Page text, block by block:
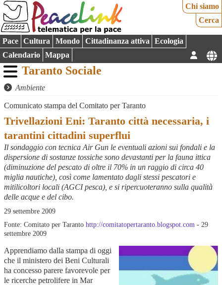
Chi siamo
Cerca
Pace Cultura Mondo Cittadinanza attiva
Ecologia
Calendario
Mappa
Taranto Sociale
Ambiente
Comunicato stampa del Comitato per Taranto
Trivellazioni Eni: Taranto città necessaria, i
tarantini cittadini superflui
Il sondaggio con tecnica Air Gun le eventuali azioni sui fondali e la
dispersione di sostanze tossiche sono devastanti per la fauna ittica
(diminuzione del pescato di oltre il 70% in un raggio di circa 40
miglia nautiche), così come lamentato dagli stessi pescatori e
mitilicoltori locali (AGCI pesca), e si ripercuoteranno sulla qualità
delle acque e del cibo.
29 settembre 2009
Fonte: Comitato per Taranto http://comitatopertaranto.blogspot.com - 29
settembre 2009
Apprendiamo dalla stampa di oggi
che il ministero dei Beni Culturali
ha concesso parere favorevole per
le ricerche petrolifere in Mar